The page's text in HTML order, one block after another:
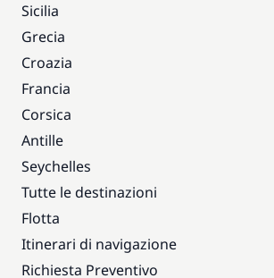
Sicilia
Grecia
Croazia
Francia
Corsica
Antille
Seychelles
Tutte le destinazioni
Flotta
Itinerari di navigazione
Richiesta Preventivo